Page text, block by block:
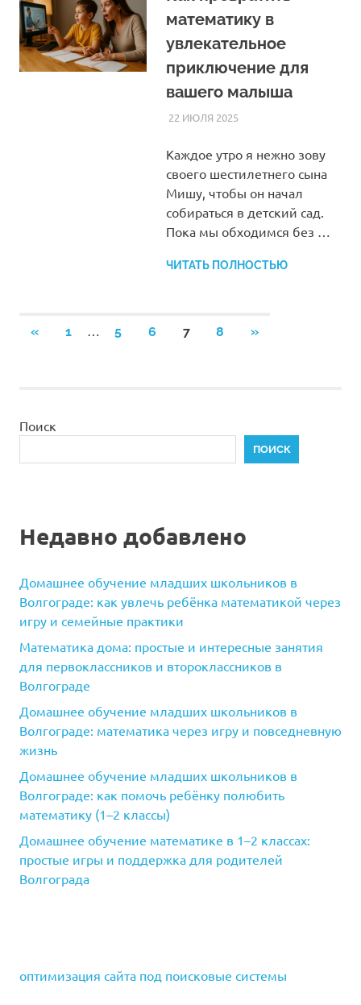
математику в
увлекательное
приключение для
вашего малыша
22 ИЮЛЯ 2025HOMELESSONS
СТАТЬИ
Каждое утро я нежно зову
своего шестилетнего сына
Мишу, чтобы он начал
собираться в детский сад.
Пока мы обходимся без …
ЧИТАТЬ ПОЛНОСТЬЮ
Пагинация
«ПРЕДЫДУЩИЕ
1 5 6 7 8
СЛЕДУЮЩИЕ
»
Поиск
ПОИСК
Недавно добавлено
Домашнее обучение младших школьников в
Волгограде: как увлечь ребёнка математикой через
игру и семейные практики
Математика дома: простые и интересные занятия
для первоклассников и второклассников в
Волгограде
Домашнее обучение младших школьников в
Волгограде: математика через игру и повседневную
жизнь
Домашнее обучение младших школьников в
Волгограде: как помочь ребёнку полюбить
математику (1–2 классы)
Домашнее обучение математике в 1–2 классах:
простые игры и поддержка для родителей
Волгограда
оптимизация сайта под поисковые системы